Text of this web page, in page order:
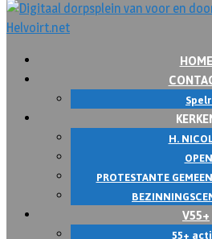
HOME
H.
PROTESTANTE
V55+
55+